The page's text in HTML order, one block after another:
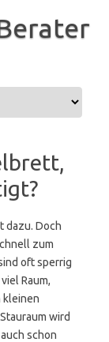
dazu. Doch
zum
oft sperrig
Raum,
kleinen
wird
schon